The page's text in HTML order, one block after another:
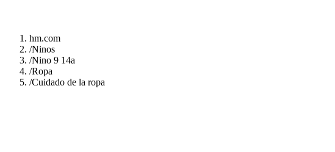
hm.com
/Ninos
/Nino 9 14a
/Ropa
/Cuidado de la ropa